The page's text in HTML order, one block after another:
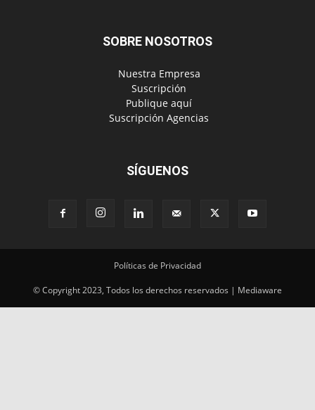
SOBRE NOSOTROS
‎ Nuestra Empresa
‎ Suscripción
‎ Publique aquí
‎ Suscripción Agencias
SÍGUENOS
Políticas de Privacidad
© Copyright 2023, Todos los derechos reservados | Mediaware